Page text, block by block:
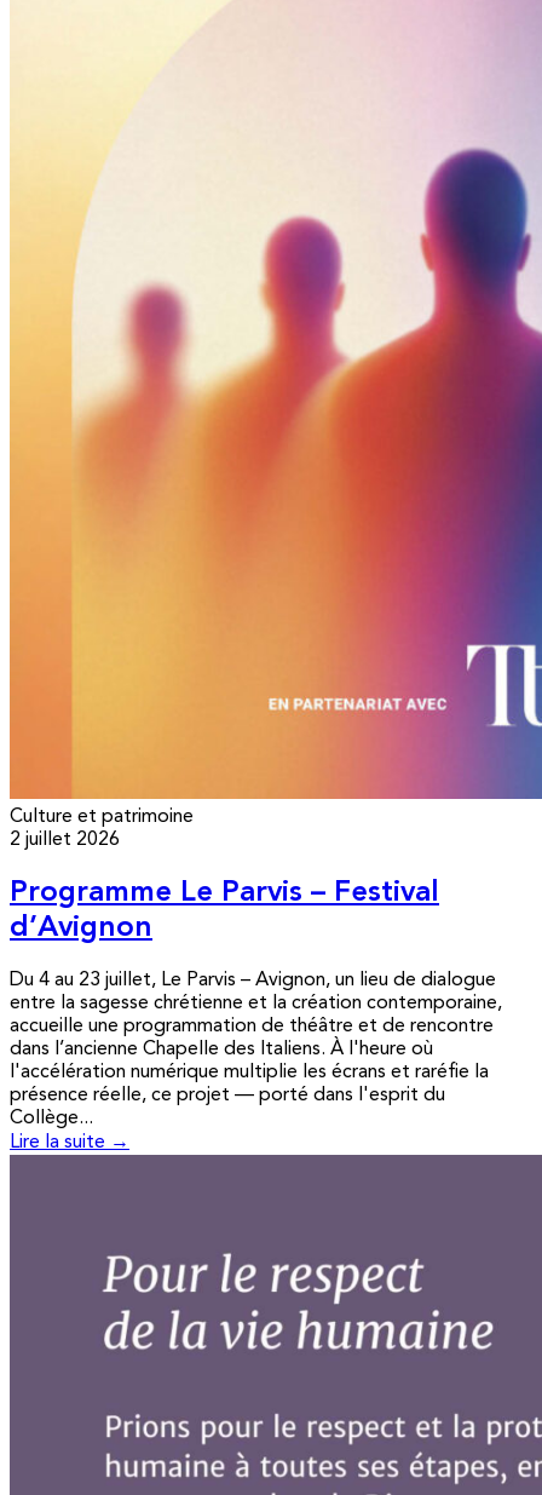
Culture et patrimoine
2 juillet 2026
Programme Le Parvis – Festival
d’Avignon
Du 4 au 23 juillet, Le Parvis – Avignon, un lieu de dialogue
entre la sagesse chrétienne et la création contemporaine,
accueille une programmation de théâtre et de rencontre
dans l’ancienne Chapelle des Italiens. À l'heure où
l'accélération numérique multiplie les écrans et raréfie la
présence réelle, ce projet — porté dans l'esprit du
Collège...
Lire la suite →